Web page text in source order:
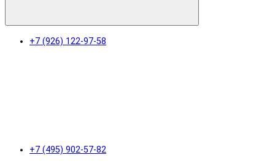
+7 (926) 122-97-58
+7 (495) 902-57-82